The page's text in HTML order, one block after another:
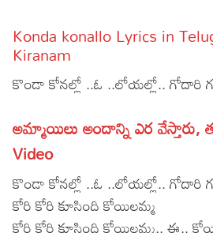
Articles
Facts
Devotional
Christianity
Hinduism
Hindi
Lyrics in Hindi –
Lyrics in Hindi – Movie
Tamil
Lyrics in Tamil – Devotional
Kannada
Konda konallo Lyrics in
Kiranam
కొండా కోనల్లో ..ఓ ..లోయల్లో.. గోదారి
అమ్మాయిలు అందాన్ని ఎర వేస్తారు,
Video
కొండా కోనల్లో ..ఓ ..లోయల్లో.. గోదారి
కోరి కోరి కూసింది కోయిలమ్మ
కోరి కోరి కూసింది కోయిలమ్మ.. ఈ..